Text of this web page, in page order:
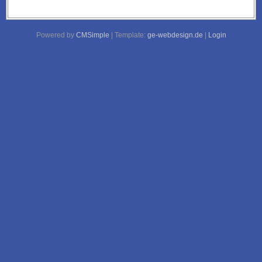
Powered by CMSimple | Template: ge-webdesign.de Login